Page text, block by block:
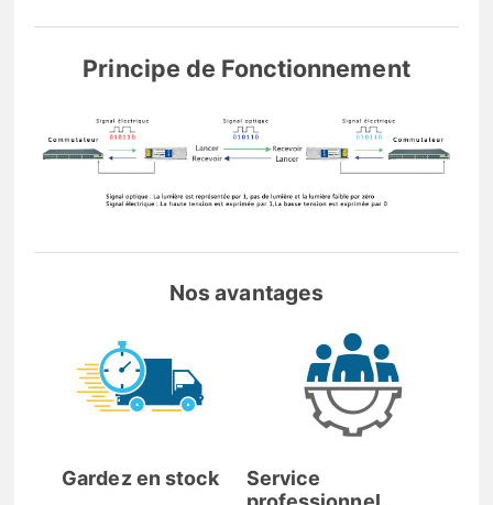
Principe de Fonctionnement
Nos avantages
Gardez en stock
Service